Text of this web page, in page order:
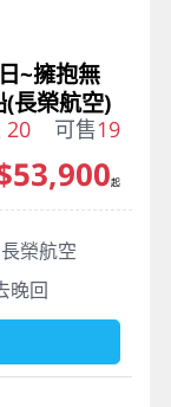
~擁抱無
長榮航空)
20 可售19
長榮航空
晚回
起